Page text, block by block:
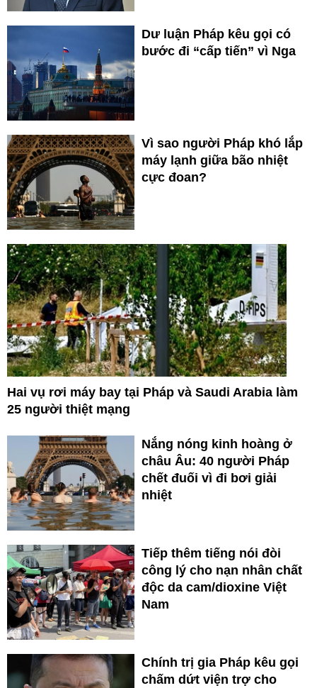
Dư luận Pháp kêu gọi có
bước đi “cấp tiến” vì Nga
Vì sao người Pháp khó lắp
máy lạnh giữa bão nhiệt
cực đoan?
Hai vụ rơi máy bay tại Pháp và Saudi Arabia làm
25 người thiệt mạng
Nắng nóng kinh hoàng ở
châu Âu: 40 người Pháp
chết đuối vì đi bơi giải
nhiệt
Tiếp thêm tiếng nói đòi
công lý cho nạn nhân chất
độc da cam/dioxine Việt
Nam
Chính trị gia Pháp kêu gọi
chấm dứt viện trợ cho